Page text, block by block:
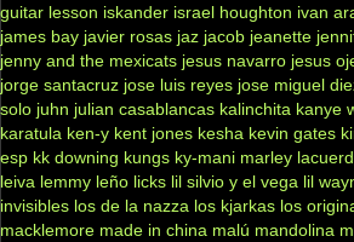
guitar lesson iskander israel houghton ivan
james bay javier rosas jaz jacob jeanette
jenny and the mexicats jesus navarro jesus
jorge santacruz jose luis reyes jose miguel
solo juhn julian casablancas kalinchita kanye
karatula ken-y kent jones kesha kevin gates
esp kk downing kungs ky-mani marley
leiva lemmy leño licks lil silvio y el vega lil
invisibles los de la nazza los kjarkas los
macklemore made in china malú mandolina